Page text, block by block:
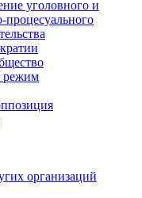
уголовного и
процесуального
режим
организаций